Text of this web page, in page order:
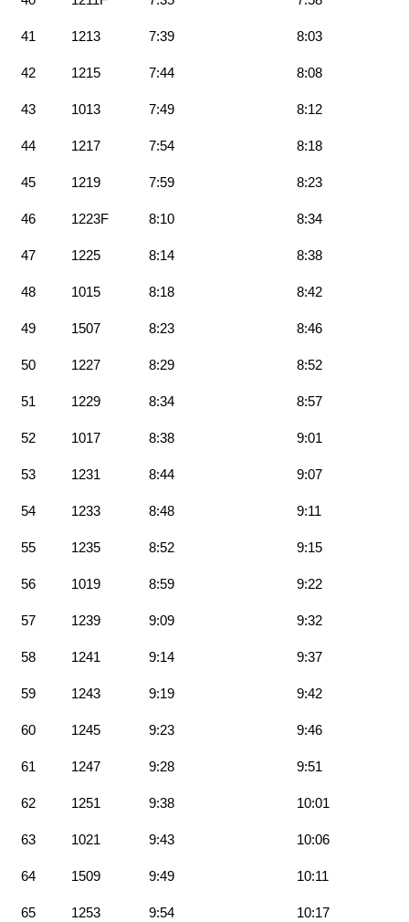
41 1213 7:39 8:03
42 1215 7:44 8:08
43 1013 7:49 8:12
44 1217 7:54 8:18
45 1219 7:59 8:23
46 1223F 8:10 8:34
47 1225 8:14 8:38
48 1015 8:18 8:42
49 1507 8:23 8:46
50 1227 8:29 8:52
51 1229 8:34 8:57
52 1017 8:38 9:01
53 1231 8:44 9:07
54 1233 8:48 9:11
55 1235 8:52 9:15
56 1019 8:59 9:22
57 1239 9:09 9:32
58 1241 9:14 9:37
59 1243 9:19 9:42
60 1245 9:23 9:46
61 1247 9:28 9:51
62 1251 9:38 10:01
63 1021 9:43 10:06
64 1509 9:49 10:11
65 1253 9:54 10:17